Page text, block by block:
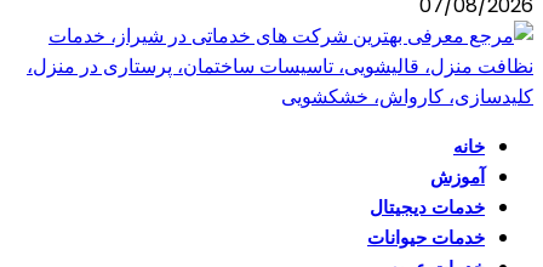
خانه
آموزش
خدمات دیجیتال
خدمات حیوانات